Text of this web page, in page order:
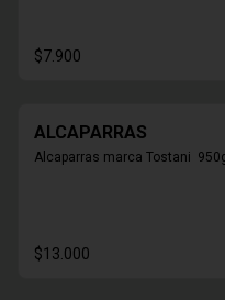
$7.900
ALCAPARRAS
Alcaparras marca Tostani
$13.000